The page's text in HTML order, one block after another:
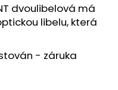
dvoulibelová má
libelu, která
- záruka